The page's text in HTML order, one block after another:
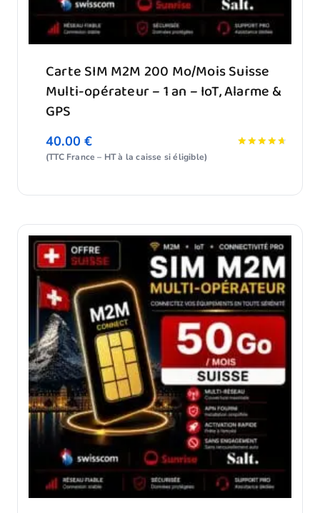
Carte SIM M2M 200 Mo/Mois Suisse
Multi-opérateur – 1 an – IoT, Alarme &
GPS
40.00€
(TTC France – HT à la caisse si éligible)